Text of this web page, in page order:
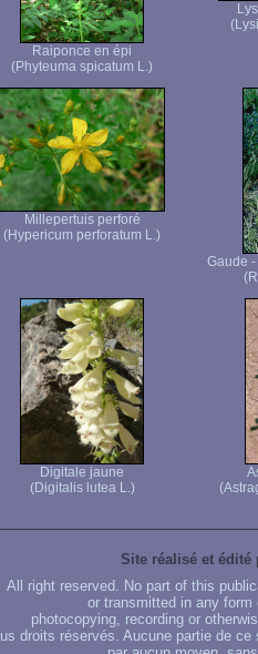
Raiponce en épi
(Phyteuma spicatum L.)
Millepertuis perforé
(Hypericum perforatum L.)
Gaude
Digitale jaune
(Digitalis lutea L.)
Site réalisé et édité
All right reserved. No part of this
or transmitted in any
photocopying, recording or
droits réservés. Aucune partie de